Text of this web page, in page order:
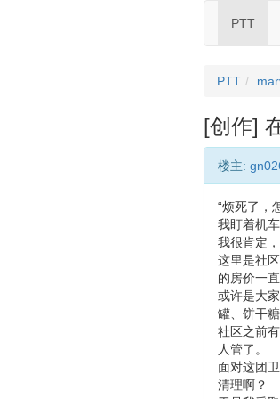
PTT
PTT
[创作]
楼主:
“烦死了，
我盯着机
我很肯定
这里是社
的房价一
或许是大
罐、饼干
社区之前
人管了。
面对这团
清理啊？